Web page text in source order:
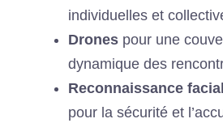
individuelles et
Drones pour une
dynamique des
Reconnaissance
pour la sécurité et